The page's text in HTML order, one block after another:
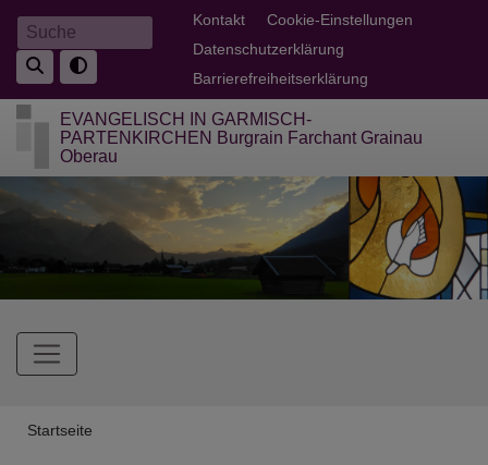
Direkt
zum
Inhalt
Suche Fußbereichsmenü
Kontakt
Cookie-Einstellungen
Datenschutzerklärung
Barrierefreiheitserklärung
EVANGELISCH IN GARMISCH-
PARTENKIRCHEN Burgrain Farchant Grainau
Oberau
Hauptnavigation
Breadcrumb
Startseite